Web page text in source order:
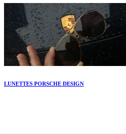
LUNETTES PORSCHE DESIGN